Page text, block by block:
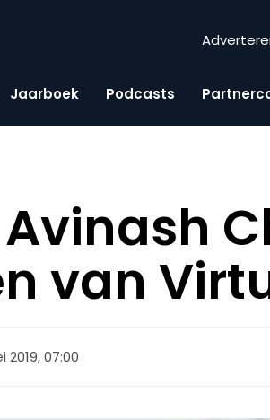
Jaarboek Podcasts
van
2019, 07:00